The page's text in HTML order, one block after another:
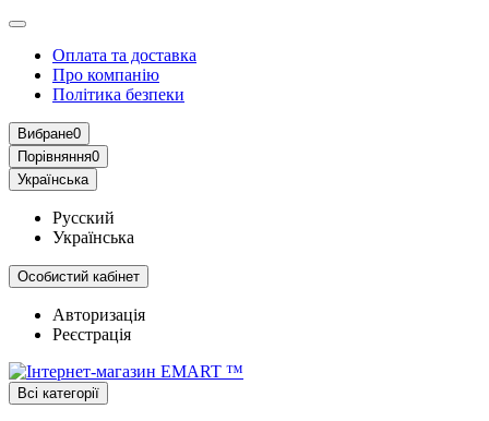
Оплата та доставка
Про компанію
Політика безпеки
Вибране0
Порівняння0
Українська
Русский
Українська
Особистий кабінет
Авторизація
Реєстрація
Всі категорії